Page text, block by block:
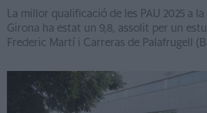
La millor qualificació de les PAU 2025 a
Girona ha estat un 9,8, assolit per un
Frederic Martí i Carreras de Palafrugell